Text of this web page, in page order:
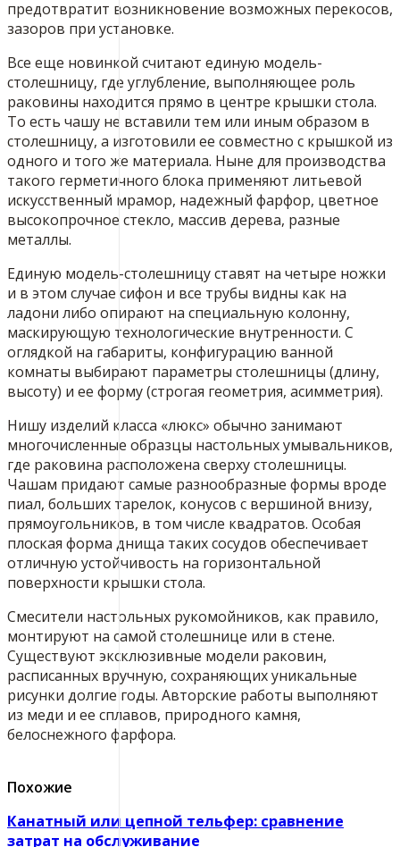
предотвратит возникновение возможных перекосов,
зазоров при установке.
Все еще новинкой считают единую модель-
столешницу, где углубление, выполняющее роль
раковины находится прямо в центре крышки стола.
То есть чашу не вставили тем или иным образом в
столешницу, а изготовили ее совместно с крышкой из
одного и того же материала. Ныне для производства
такого герметичного блока применяют литьевой
искусственный мрамор, надежный фарфор, цветное
высокопрочное стекло, массив дерева, разные
металлы.
Единую модель-столешницу ставят на четыре ножки
и в этом случае сифон и все трубы видны как на
ладони либо опирают на специальную колонну,
маскирующую технологические внутренности. С
оглядкой на габариты, конфигурацию ванной
комнаты выбирают параметры столешницы (длину,
высоту) и ее форму (строгая геометрия, асимметрия).
Нишу изделий класса «люкс» обычно занимают
многочисленные образцы настольных умывальников,
где раковина расположена сверху столешницы.
Чашам придают самые разнообразные формы вроде
пиал, больших тарелок, конусов с вершиной внизу,
прямоугольников, в том числе квадратов. Особая
плоская форма днища таких сосудов обеспечивает
отличную устойчивость на горизонтальной
поверхности крышки стола.
Смесители настольных рукомойников, как правило,
монтируют на самой столешнице или в стене.
Существуют эксклюзивные модели раковин,
расписанных вручную, сохраняющих уникальные
рисунки долгие годы. Авторские работы выполняют
из меди и ее сплавов, природного камня,
белоснежного фарфора.
Похожие
Канатный или цепной тельфер: сравнение
затрат на обслуживание